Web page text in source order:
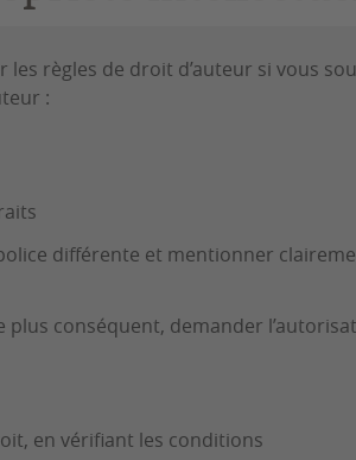
les règles de droit d’auteur si vous
:
différente et mentionner
conséquent, demander
en vérifiant les conditions